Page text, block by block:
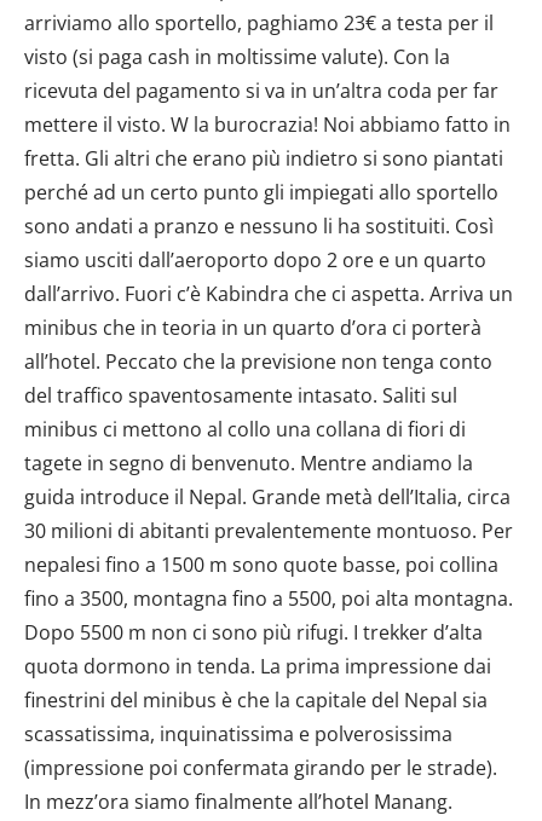
arriviamo allo sportello, paghiamo 23€ a testa per il
visto (si paga cash in moltissime valute). Con la
ricevuta del pagamento si va in un’altra coda per far
mettere il visto. W la burocrazia! Noi abbiamo fatto in
fretta. Gli altri che erano più indietro si sono piantati
perché ad un certo punto gli impiegati allo sportello
sono andati a pranzo e nessuno li ha sostituiti. Così
siamo usciti dall’aeroporto dopo 2 ore e un quarto
dall’arrivo. Fuori c’è Kabindra che ci aspetta. Arriva un
minibus che in teoria in un quarto d’ora ci porterà
all’hotel. Peccato che la previsione non tenga conto
del traffico spaventosamente intasato. Saliti sul
minibus ci mettono al collo una collana di fiori di
tagete in segno di benvenuto. Mentre andiamo la
guida introduce il Nepal. Grande metà dell’Italia, circa
30 milioni di abitanti prevalentemente montuoso. Per
nepalesi fino a 1500 m sono quote basse, poi collina
fino a 3500, montagna fino a 5500, poi alta montagna.
Dopo 5500 m non ci sono più rifugi. I trekker d’alta
quota dormono in tenda. La prima impressione dai
finestrini del minibus è che la capitale del Nepal sia
scassatissima, inquinatissima e polverosissima
(impressione poi confermata girando per le strade).
In mezz’ora siamo finalmente all’hotel Manang.